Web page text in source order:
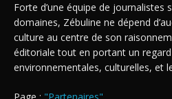
Forte d’une équipe de journalistes
domaines, Zébuline ne dépend
culture au centre de son
éditoriale tout en portant un
environnementales, culturelles, et